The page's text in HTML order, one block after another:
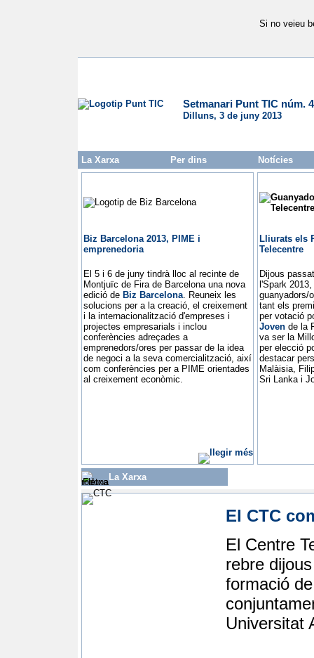
Si no veieu
Setmanari Punt TIC núm.
Dilluns, 3 de juny 2013
La Xarxa Per dins Notícies
Biz Barcelona 2013, PIME i
emprenedoria
El 5 i 6 de juny tindrà lloc al recinte de
Montjuïc de Fira de Barcelona una nova
edició de Biz Barcelona. Reuneix les
solucions per a la creació, el creixement
i la internacionalització d'empreses i
projectes empresarials i inclou
conferències adreçades a
emprenedors/ores per passar de la idea
de negoci a la seva comercialització, així
com conferències per a PIME orientades
al creixement econòmic.
Lliurats els
Telecentre
Dijous
l'Spark
guanyadors/
tant els
per votació
Joven de la
va ser la
per elecció
destacar
Malàisia,
Sri Lanka i
La Xarxa
El CTC
El Centre
rebre
formació
Universitat